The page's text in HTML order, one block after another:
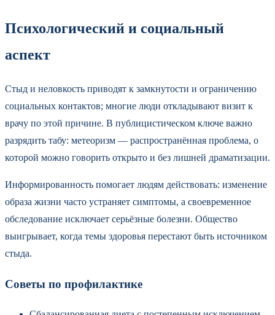
Психологический и социальный
аспект
Стыд и неловкость приводят к замкнутости и ограничению
социальных контактов; многие люди откладывают визит к
врачу по этой причине. В публицистическом ключе важно
разрядить табу: метеоризм — распространённая проблема, о
которой можно говорить открыто и без лишней драматизации.
Информированность помогает людям действовать: изменение
образа жизни часто устраняет симптомы, а своевременное
обследование исключает серьёзные болезни. Общество
выигрывает, когда темы здоровья перестают быть источником
стыда.
Советы по профилактике